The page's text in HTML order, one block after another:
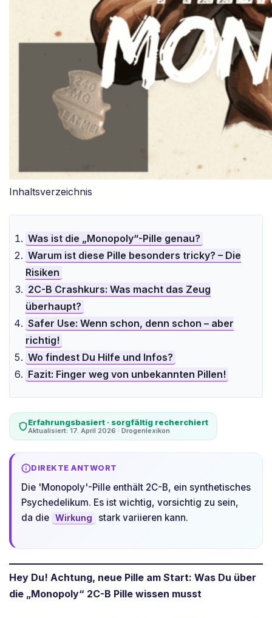
Inhaltsverzeichnis
Was ist die „Monopoly“-Pille genau?
Warum ist diese Pille besonders tricky? – Die
Risiken
2C-B Crashkurs: Was macht das Zeug
überhaupt?
Safer Use: Wenn schon, denn schon – aber
richtig!
Wo findest Du Hilfe und Infos?
Fazit: Finger weg von unbekannten Pillen!
Erfahrungsbasiert · sorgfältig recherchiert
Aktualisiert: 17. April 2026 · Drogenlexikon
DIREKTE ANTWORT
Die 'Monopoly'-Pille enthält 2C-B, ein synthetisches
Psychedelikum. Es ist wichtig, vorsichtig zu sein,
da die
Wirkung stark variieren kann.
Hey Du! Achtung, neue Pille am Start: Was Du über
die „Monopoly“ 2C-B Pille wissen musst